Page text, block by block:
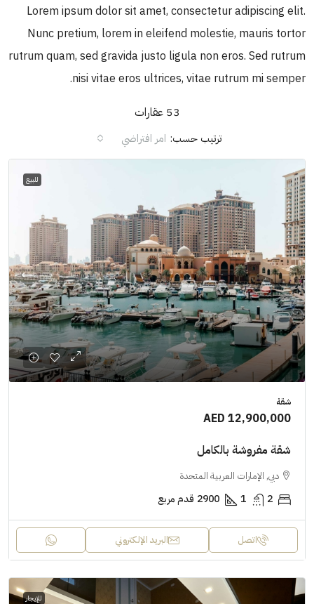
Lorem ipsum dolor sit amet, consectetur adipiscing elit.
Nunc pretium, lorem in eleifend molestie, mauris tortor
rutrum quam, sed gravida justo ligula non eros. Sed rutrum
nisi vitae eros ultrices, vitae rutrum mi semper.
53 عقارات
ترتيب حسب: امر افتراضي
للبيع
شقة
AED 12,900,000
شقة مفروشة بالكامل
دبي, الإمارات العربية المتحدة
2
1
2900 قدم مربع
اتصل البريد الإلكتروني
للإيجار